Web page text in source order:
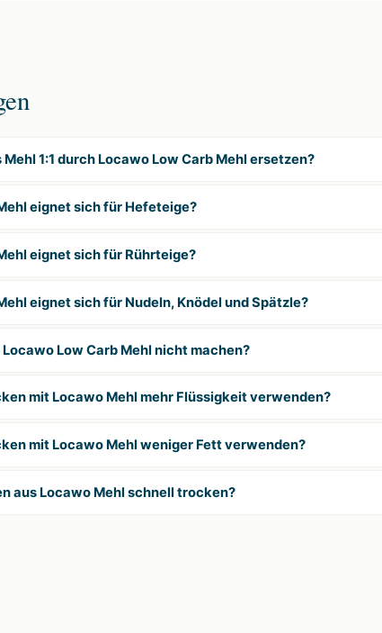
1:1 durch Locawo Low Carb Mehl ersetzen?
eignet sich für Hefeteige?
eignet sich für Rührteige?
eignet sich für Nudeln, Knödel und Spätzle?
Low Carb Mehl nicht machen?
mit Locawo Mehl mehr Flüssigkeit verwenden?
mit Locawo Mehl weniger Fett verwenden?
aus Locawo Mehl schnell trocken?